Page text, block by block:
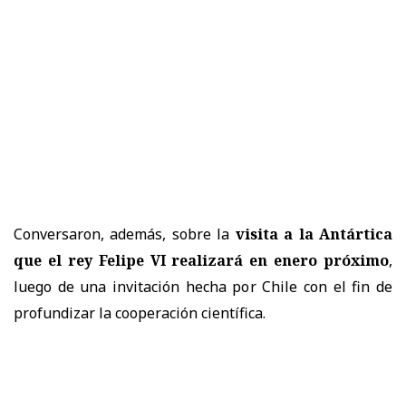
Conversaron, además, sobre la visita a la Antártica
que el rey Felipe VI realizará en enero próximo,
luego de una invitación hecha por Chile con el fin de
profundizar la cooperación científica.